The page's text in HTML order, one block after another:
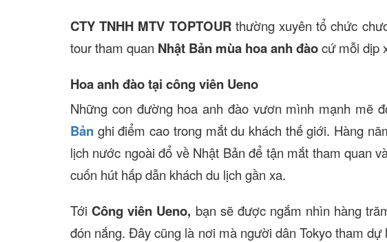
CTY TNHH MTV TOPTOUR thường xuyên tổ chức
tour tham quan Nhật Bản mùa hoa anh đàocứ mỗi dịp
Hoa anh đào tại công viên Ueno
Những con đường hoa anh đào vươn mình mạnh mẽ
Bản ghi điểm cao trong mắt du khách thế giới. Hàng
lịch nước ngoài đổ về Nhật Bản để tận mắt tham quan
cuốn hút hấp dẫn khách du lịch gần xa.
TớiCông viên Ueno, bạn sẽ được ngắm nhìn hàng
đón nắng. Đây cũng là nơi mà người dân Tokyo tham